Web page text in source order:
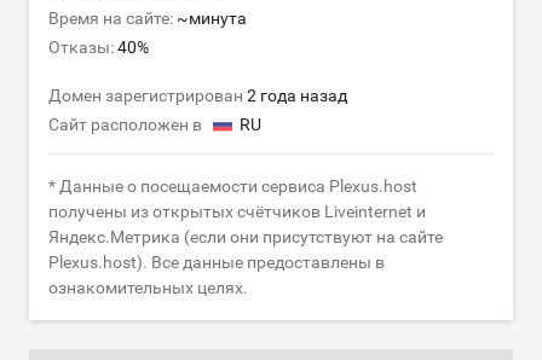
Время на сайте: ~минута
Отказы:40%
Домен зарегистрирован 2 года назад
Сайт расположен в
RU
* Данные о посещаемости сервиса Plexus.host
получены из открытых счётчиков Liveinternet и
Яндекс.Метрика (если они присутствуют на сайте
Plexus.host). Все данные предоставлены в
ознакомительных целях.